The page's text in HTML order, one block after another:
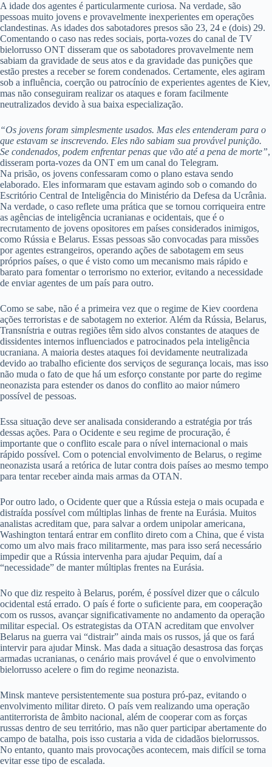
A idade dos agentes é particularmente curiosa. Na verdade, são
pessoas muito jovens e provavelmente inexperientes em operações
clandestinas. As idades dos sabotadores presos são 23, 24 e (dois) 29.
Comentando o caso nas redes sociais, porta-vozes do canal de TV
bielorrusso ONT disseram que os sabotadores provavelmente nem
sabiam da gravidade de seus atos e da gravidade das punições que
estão prestes a receber se forem condenados. Certamente, eles agiram
sob a influência, coerção ou patrocínio de experientes agentes de Kiev,
mas não conseguiram realizar os ataques e foram facilmente
neutralizados devido à sua baixa especialização.
“Os jovens foram simplesmente usados. Mas eles entenderam para o
que estavam se inscrevendo. Eles não sabiam sua provável punição.
Se condenados, podem enfrentar penas que vão até a pena de morte”,
disseram porta-vozes da ONT em um canal do Telegram.
Na prisão, os jovens confessaram como o plano estava sendo
elaborado. Eles informaram que estavam agindo sob o comando do
Escritório Central de Inteligência do Ministério da Defesa da Ucrânia.
Na verdade, o caso reflete uma prática que se tornou corriqueira entre
as agências de inteligência ucranianas e ocidentais, que é o
recrutamento de jovens opositores em países considerados inimigos,
como Rússia e Belarus. Essas pessoas são convocadas para missões
por agentes estrangeiros, operando ações de sabotagem em seus
próprios países, o que é visto como um mecanismo mais rápido e
barato para fomentar o terrorismo no exterior, evitando a necessidade
de enviar agentes de um país para outro.
Como se sabe, não é a primeira vez que o regime de Kiev coordena
ações terroristas e de sabotagem no exterior. Além da Rússia, Belarus,
Transnístria e outras regiões têm sido alvos constantes de ataques de
dissidentes internos influenciados e patrocinados pela inteligência
ucraniana. A maioria destes ataques foi devidamente neutralizada
devido ao trabalho eficiente dos serviços de segurança locais, mas isso
não muda o fato de que há um esforço constante por parte do regime
neonazista para estender os danos do conflito ao maior número
possível de pessoas.
Essa situação deve ser analisada considerando a estratégia por trás
dessas ações. Para o Ocidente e seu regime de procuração, é
importante que o conflito escale para o nível internacional o mais
rápido possível. Com o potencial envolvimento de Belarus, o regime
neonazista usará a retórica de lutar contra dois países ao mesmo tempo
para tentar receber ainda mais armas da OTAN.
Por outro lado, o Ocidente quer que a Rússia esteja o mais ocupada e
distraída possível com múltiplas linhas de frente na Eurásia. Muitos
analistas acreditam que, para salvar a ordem unipolar americana,
Washington tentará entrar em conflito direto com a China, que é vista
como um alvo mais fraco militarmente, mas para isso será necessário
impedir que a Rússia intervenha para ajudar Pequim, daí a
“necessidade” de manter múltiplas frentes na Eurásia.
No que diz respeito à Belarus, porém, é possível dizer que o cálculo
ocidental está errado. O país é forte o suficiente para, em cooperação
com os russos, avançar significativamente no andamento da operação
militar especial. Os estrategistas da OTAN acreditam que envolver
Belarus na guerra vai “distrair” ainda mais os russos, já que os fará
intervir para ajudar Minsk. Mas dada a situação desastrosa das forças
armadas ucranianas, o cenário mais provável é que o envolvimento
bielorrusso acelere o fim do regime neonazista.
Minsk manteve persistentemente sua postura pró-paz, evitando o
envolvimento militar direto. O país vem realizando uma operação
antiterrorista de âmbito nacional, além de cooperar com as forças
russas dentro de seu território, mas não quer participar abertamente do
campo de batalha, pois isso custaria a vida de cidadãos bielorrussos.
No entanto, quanto mais provocações acontecem, mais difícil se torna
evitar esse tipo de escalada.